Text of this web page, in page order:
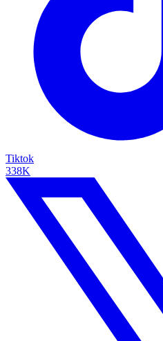
Tiktok
338K